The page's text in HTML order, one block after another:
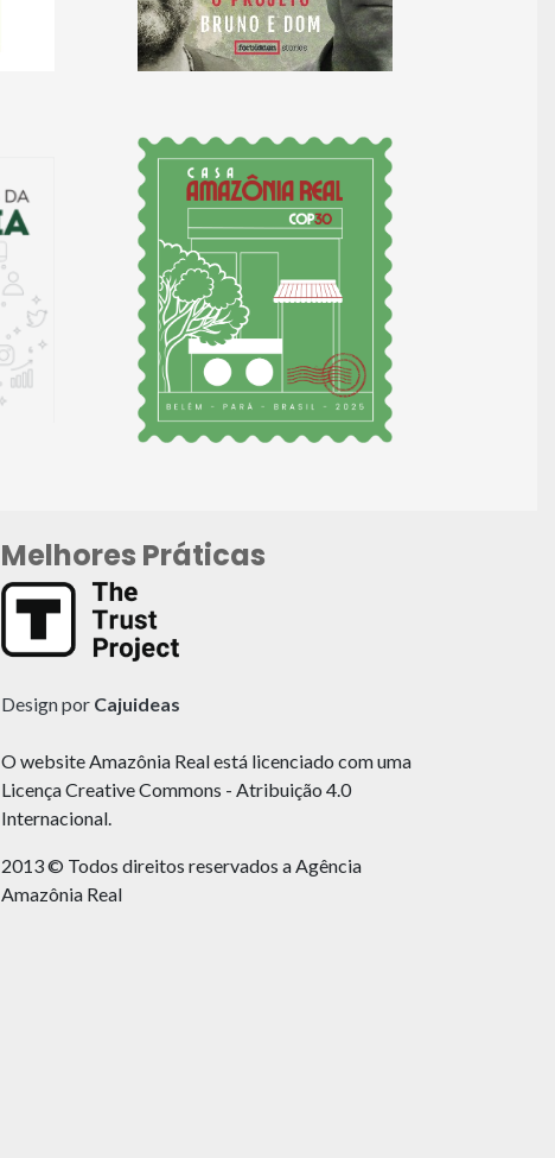
Melhores Práticas
Design por Cajuideas
O website Amazônia Real está licenciado com uma
Licença Creative Commons - Atribuição 4.0
Internacional.
2013 © Todos direitos reservados a Agência
Amazônia Real